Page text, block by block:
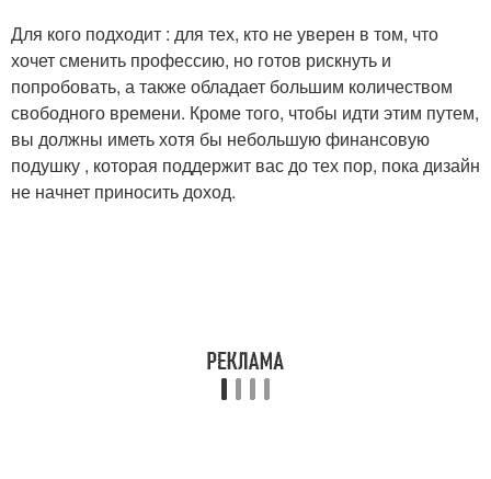
Для кого подходит : для тех, кто не уверен в том, что
хочет сменить профессию, но готов рискнуть и
попробовать, а также обладает большим количеством
свободного времени. Кроме того, чтобы идти этим путем,
вы должны иметь хотя бы небольшую финансовую
подушку , которая поддержит вас до тех пор, пока дизайн
не начнет приносить доход.